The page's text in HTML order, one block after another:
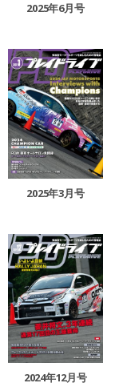
2025年6月号
2025年3月号
2024年12月号